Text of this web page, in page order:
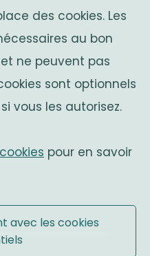
des cookies. Les
au bon
ne peuvent pas
sont optionnels
vous les autorisez.
pour en savoir
avec les cookies